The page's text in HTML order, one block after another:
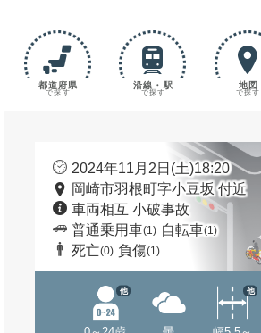
都道府県
で探す
沿線・駅
で探す
地図
で探す
2024年11月2日(土)18:20
岡崎市羽根町字小豆坂 付近
車両相互 小破事故
普通乗用車(1) 自転車(1)
死亡(0) 負傷(1)
他 他